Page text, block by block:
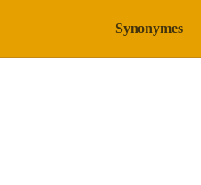
Synonymes